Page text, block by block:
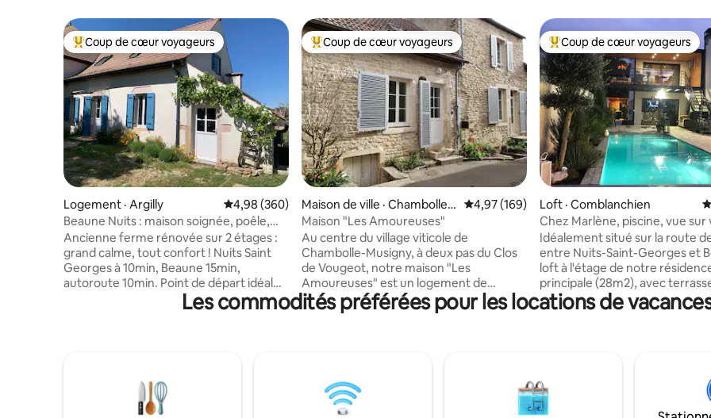
Coup de cœur voyageurs parmi les plus aimés
Coup de cœur voyageurs
Logement · Argilly Note moyenne de 4,98 sur 5, 360 commentaires
4,98 (360)
Beaune Nuits : maison soignée, poêle,
grand calme
Ancienne ferme rénovée sur 2 étages :
grand calme, tout confort ! Nuits Saint
Georges à 10min, Beaune 15min,
autoroute 10min. Point de départ idéal
pour visiter les vignobles. Poêle à bois
devant un large canapé, cuisine
Parking, cour et jardin privatifs. Petit
déjeuner, pâtisseries, vins et bières
Coup de cœur voyageurs parmi les plus aimés
Coup de cœur voyageurs
Maison de ville · Chambolle-
Musigny
Note moyenne de 4,97 sur 5, 169
4,97 (169)
Maison "Les Amoureuses"
Au centre du village viticole de
Chambolle-Musigny, à deux pas du Clos
de Vougeot, notre maison "Les
Amoureuses" est un logement de
charme que nous avons à cœur de vous
proposer Idéalement située à 6 km de
crus de la côte de Nuits. Escale idéale
pour les sportifs et les amoureux de la
Coup de cœur voyageurs
Coup de cœur voyageurs
Loft · Comblanchien
Chez Marlène, piscine, vue sur
Idéalement situé sur la route
entre Nuits-Saint-Georges et
loft à l'étage de notre
principale (28m2), avec
couverte (20m2) donnant sur
classées. Piscine au sel,
disposition. Deux vélos neufs à
disposition également. PAS
Les commodités préférées pour les locations de